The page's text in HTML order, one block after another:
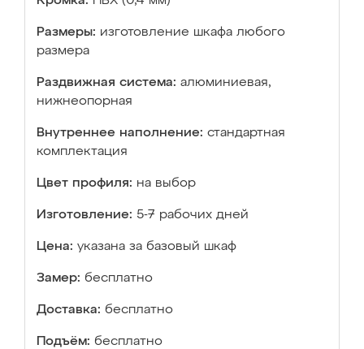
Размеры: изготовление шкафа любого
размера
Раздвижная система: алюминиевая,
нижнеопорная
Внутреннее наполнение: стандартная
комплектация
Цвет профиля: на выбор
Изготовление: 5-7 рабочих дней
Цена: указана за базовый шкаф
Замер: бесплатно
Доставка: бесплатно
Подъём: бесплатно